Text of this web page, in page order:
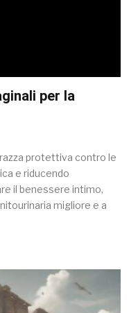
per la
protettiva contro le
e riducendo
il benessere intimo,
migliore e a